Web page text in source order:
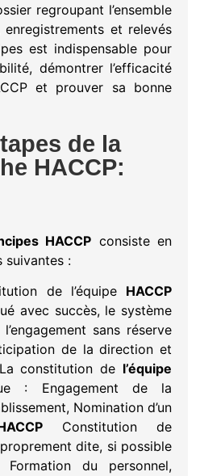
regroupant l’ensemble
et relevés
est indispensable pour
démontrer l’efficacité
et prouver sa bonne
de la
HACCP:
HACCP consiste en
suivantes :
de l’équipe HACCP
avec succès, le système
sans réserve
de la direction et
constitution de l’équipe
: Engagement de la
Nomination d’un
Constitution de
proprement dite, si possible
Formation du personnel,